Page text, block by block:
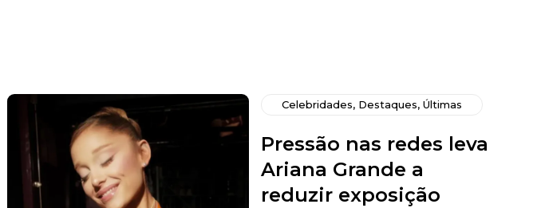
Celebridades, Destaques, Últimas
Pressão nas redes leva
Ariana Grande a
reduzir exposição